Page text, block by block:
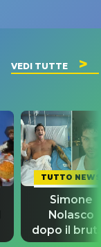
VEDI TUTTE
TUTTO NEWS
Simone
Nolasco
dopo il